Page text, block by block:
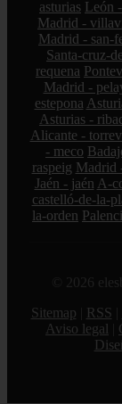
asturias León
Madrid -
Madrid - san-
Santa-cruz-
requena
Madrid -
estepona
Asturias -
Alicante -
- meco
raspeig Madrid
Jaén - jaén A-
castelló-de-la-
la-orden
© 2026
Sitemap
RSS
Aviso legal